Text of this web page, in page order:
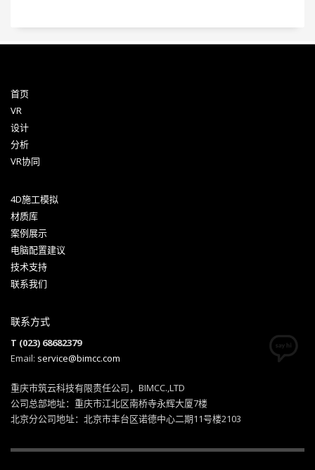
首页
VR
设计
分析
VR协同
4D施工模拟
材质库
案例展示
电脑配置建议
技术支持
联系我们
联系方式
T (023) 68682379
Email: service@bimcc.com
重庆市筑云科技有限责任公司，BIMCC.,LTD
公司总部地址：重庆市江北区南桥寺永辉大厦7楼
北京分公司地址：北京市丰台区诺德中心二期11号楼2103